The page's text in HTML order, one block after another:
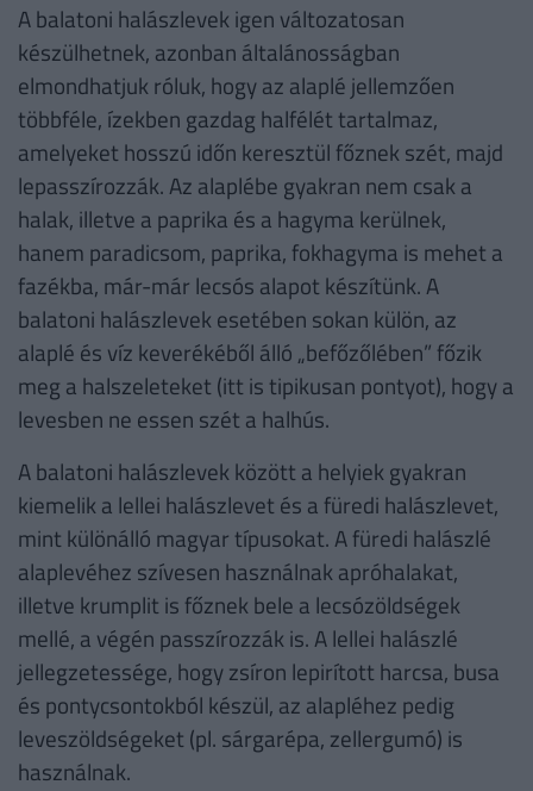
A balatoni halászlevek igen változatosan
készülhetnek, azonban általánosságban
elmondhatjuk róluk, hogy az alaplé jellemzően
többféle, ízekben gazdag halfélét tartalmaz,
amelyeket hosszú időn keresztül főznek szét, majd
lepasszírozzák. Az alaplébe gyakran nem csak a
halak, illetve a paprika és a hagyma kerülnek,
hanem paradicsom, paprika, fokhagyma is mehet a
fazékba, már-már lecsós alapot készítünk. A
balatoni halászlevek esetében sokan külön, az
alaplé és víz keverékéből álló „befőzőlében” főzik
meg a halszeleteket (itt is tipikusan pontyot), hogy a
levesben ne essen szét a halhús.
A balatoni halászlevek között a helyiek gyakran
kiemelik a lellei halászlevet és a füredi halászlevet,
mint különálló magyar típusokat. A füredi halászlé
alaplevéhez szívesen használnak apróhalakat,
illetve krumplit is főznek bele a lecsózöldségek
mellé, a végén passzírozzák is. A lellei halászlé
jellegzetessége, hogy zsíron lepirított harcsa, busa
és pontycsontokból készül, az alapléhez pedig
leveszöldségeket (pl. sárgarépa, zellergumó) is
használnak.